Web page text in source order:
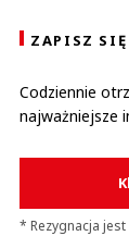
ZAPISZ SIĘ
Codziennie
najważniejsze
* Rezygnacja